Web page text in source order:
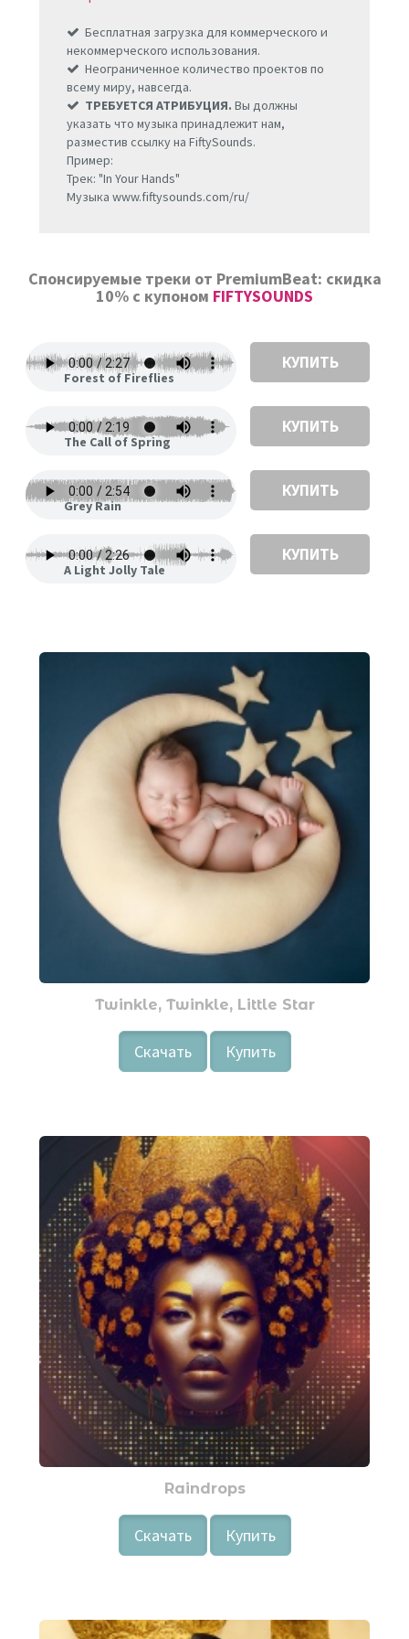
Бесплатная загрузка для коммерческого и
некоммерческого использования.
Неограниченное количество проектов по
всему миру, навсегда.
ТРЕБУЕТСЯ АТРИБУЦИЯ. Вы должны
указать что музыка принадлежит нам,
разместив ссылку на FiftySounds.
Пример:
Трек: "In Your Hands"
Музыка www.fiftysounds.com/ru/
Спонсируемые треки от PremiumBeat: скидка
10% с купоном FIFTYSOUNDS
Forest of Fireflies
КУПИТЬ
The Call of Spring
КУПИТЬ
Grey Rain
КУПИТЬ
A Light Jolly Tale
КУПИТЬ
Twinkle, Twinkle, Little Star
Скачать Купить
Raindrops
Скачать Купить